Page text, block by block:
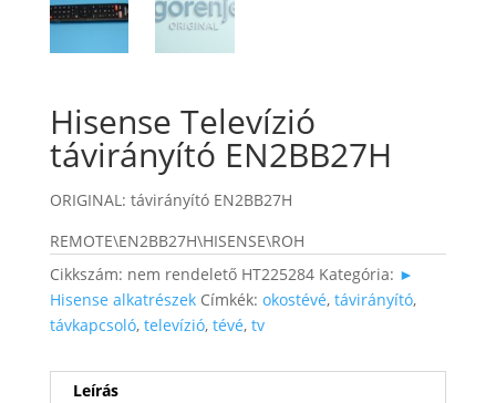
Hisense Televízió
távirányító EN2BB27H
ORIGINAL: távirányító EN2BB27H
REMOTE\EN2BB27H\HISENSE\ROH
Cikkszám: nem rendelető HT225284 Kategória: ►
Hisense alkatrészek Címkék: okostévé, távirányító,
távkapcsoló, televízió, tévé, tv
Leírás